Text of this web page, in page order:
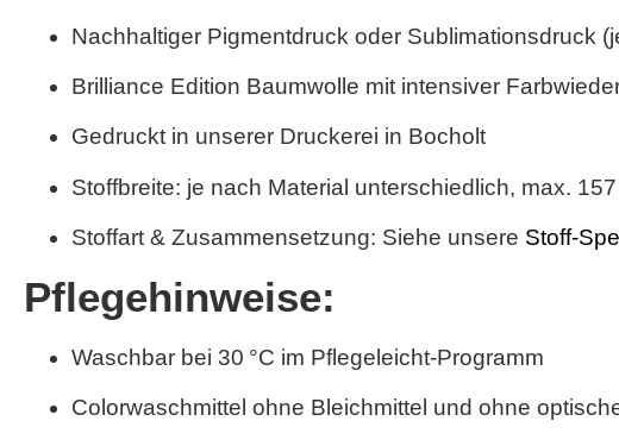
Nachhaltiger Pigmentdruck oder Sublimationsdruck
Brilliance Edition Baumwolle mit intensiver
Gedruckt in unserer Druckerei in Bocholt
Stoffbreite: je nach Material unterschiedlich, max.
Stoffart & Zusammensetzung: Siehe unsere Stoff-
Pflegehinweise:
Waschbar bei 30 °C im Pflegeleicht-Programm
Colorwaschmittel ohne Bleichmittel und ohne